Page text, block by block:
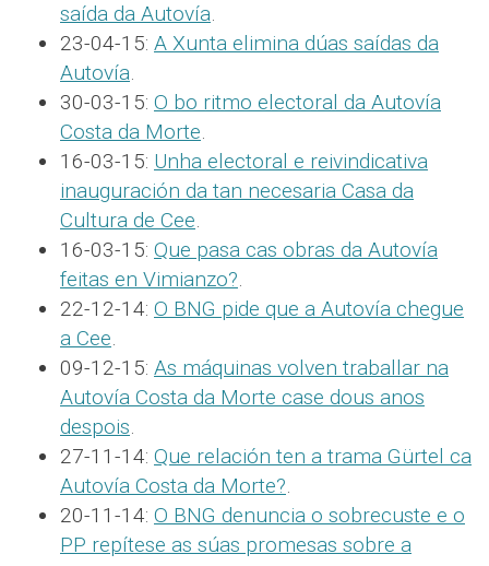
saída da Autovía.
23-04-15: A Xunta elimina dúas saídas da
Autovía.
30-03-15: O bo ritmo electoral da Autovía
Costa da Morte.
16-03-15: Unha electoral e reivindicativa
inauguración da tan necesaria Casa da
Cultura de Cee.
16-03-15: Que pasa cas obras da Autovía
feitas en Vimianzo?.
22-12-14: O BNG pide que a Autovía chegue
a Cee.
09-12-15: As máquinas volven traballar na
Autovía Costa da Morte case dous anos
despois.
27-11-14: Que relación ten a trama Gürtel ca
Autovía Costa da Morte?.
20-11-14: O BNG denuncia o sobrecuste e o
PP repítese as súas promesas sobre a